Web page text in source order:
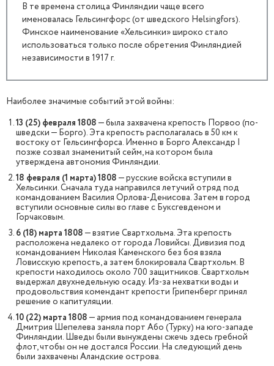
В те времена столица Финляндии чаще всего
именовалась Гельсингфорс (от шведского Helsingfors).
Финское наименование «Хельсинки» широко стало
использоваться только после обретения Финляндией
независимости в 1917 г.
Наиболее значимые событий этой войны:
13 (25) февраля 1808 — была захвачена крепость Порвоо (по-
шведски — Борго). Эта крепость располагалась в 50 км к
востоку от Гельсингфорса. Именно в Борго Александр I
позже созвал знаменитый сейм, на котором была
утверждена автономия Финляндии.
18 февраля (1 марта) 1808 — русские войска вступили в
Хельсинки. Сначала туда направился летучий отряд под
командованием Василия Орлова-Денисова. Затем в город
вступили основные силы во главе с Буксгевденом и
Горчаковым.
6 (18) марта 1808 — взятие Свартхольма. Эта крепость
расположена недалеко от города Ловийсы. Дивизия под
командованием Николая Каменского без боя взяла
Ловисскую крепость, а затем блокировала Свартхольм. В
крепости находилось около 700 защитников. Свартхольм
выдержал двухнедельную осаду. Из-за нехватки воды и
продовольствия комендант крепости Грипенберг принял
решение о капитуляции.
10 (22) марта 1808 — армия под командованием генерала
Дмитрия Шепелева заняла порт Або (Турку) на юго-западе
Финляндии. Шведы были вынуждены сжечь здесь гребной
флот, чтобы он не достался России. На следующий день
были захвачены Аландские острова.